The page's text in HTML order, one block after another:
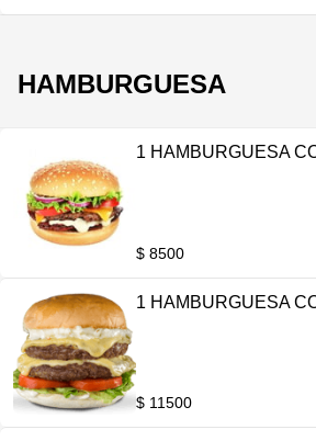
HAMBURGUESA
1 HAMBURGUESA
$ 8500
1 HAMBURGUESA
$ 11500